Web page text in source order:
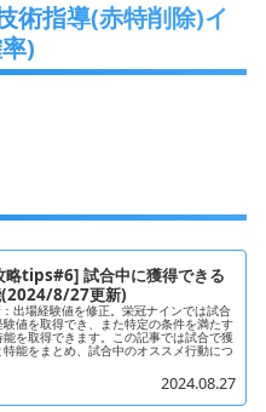
術指導(赤特削除)イ
)
略tips#6] 試合中に獲得できる
(2024/8/27更新)
出場経験値を修正。栄冠ナインでは試合
値を取得でき、また特定の条件を満たす
を取得できます。この記事では試合で獲
能をまとめ、試合中のオススメ行動につ
2024.08.27